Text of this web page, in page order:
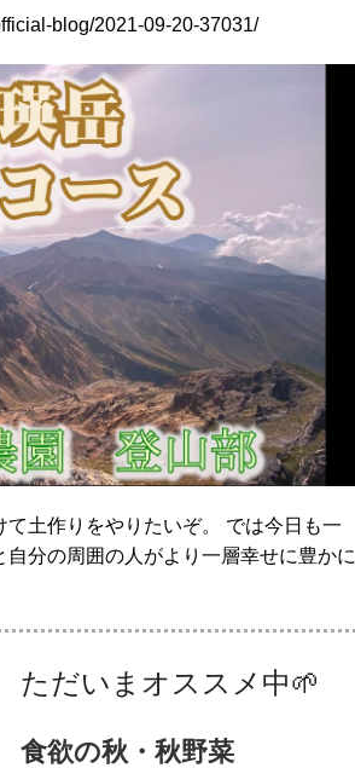
blog/2021-09-20-37031/
土作りをやりたいぞ。 では今日も一
分の周囲の人がより一層幸せに豊かに
ただいまオススメ中🌱
食欲の秋・秋野菜